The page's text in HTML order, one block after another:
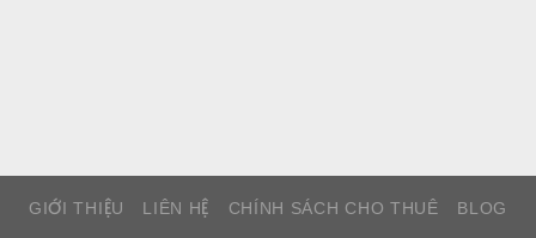
GIỚI THIỆU LIÊN HỆ CHÍNH SÁCH CHO THUÊ BLOG